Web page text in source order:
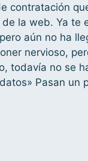
contratación
la web. Ya te
aún no ha
nervioso,
todavía no se
Pasan un